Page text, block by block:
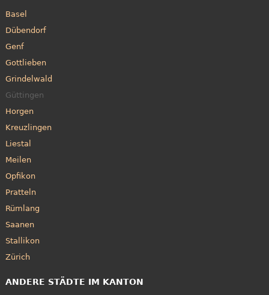
Basel
Dübendorf
Genf
Gottlieben
Grindelwald
Güttingen
Horgen
Kreuzlingen
Liestal
Meilen
Opfikon
Pratteln
Rümlang
Saanen
Stallikon
Zürich
ANDERE STÄDTE IM KANTON